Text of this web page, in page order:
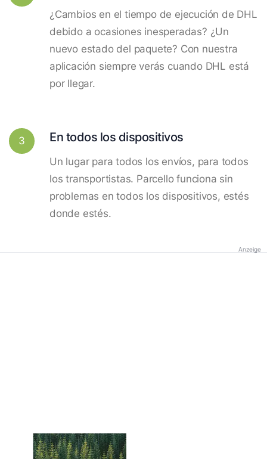
¿Cambios en el tiempo de ejecución de DHL
debido a ocasiones inesperadas? ¿Un
nuevo estado del paquete? Con nuestra
aplicación siempre verás cuando DHL está
por llegar.
3 En todos los dispositivos
Un lugar para todos los envíos, para todos
los transportistas. Parcello funciona sin
problemas en todos los dispositivos, estés
donde estés.
Anzeige